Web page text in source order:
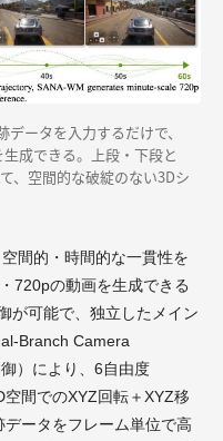
ータを入力するだけで、
成できる。上段・下段と
、空間的な破綻のない3Dシ
間的・時間的な一貫性を
720pの動画を生成できる
が可能で、独立したメイン
Branch Camera
）により、6自由度
間でのXYZ回転＋XYZ移
ータをフレーム単位で高